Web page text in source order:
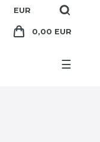
EUR
0,00 EUR
☰